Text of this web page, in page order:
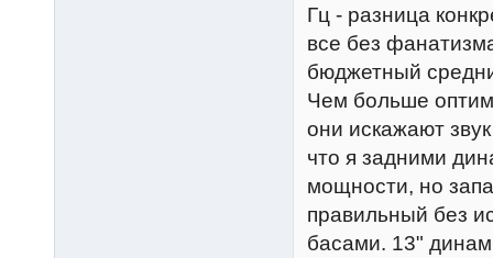
Гц - разница
все без
бюджетный
Чем больше
они искажают
что я задними
мощности, но
правильный без
басами. 13"